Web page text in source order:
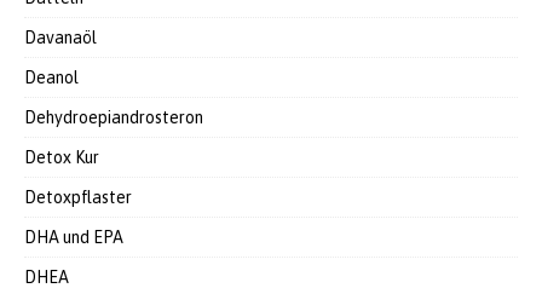
Davanaöl
Deanol
Dehydroepiandrosteron
Detox Kur
Detoxpflaster
DHA und EPA
DHEA